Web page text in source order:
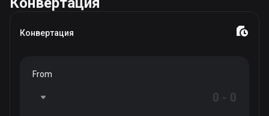
Конвертация
From